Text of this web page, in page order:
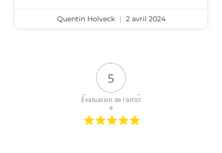
Quentin Holveck 2 avril 2024
5
Évaluation de l'articl
e